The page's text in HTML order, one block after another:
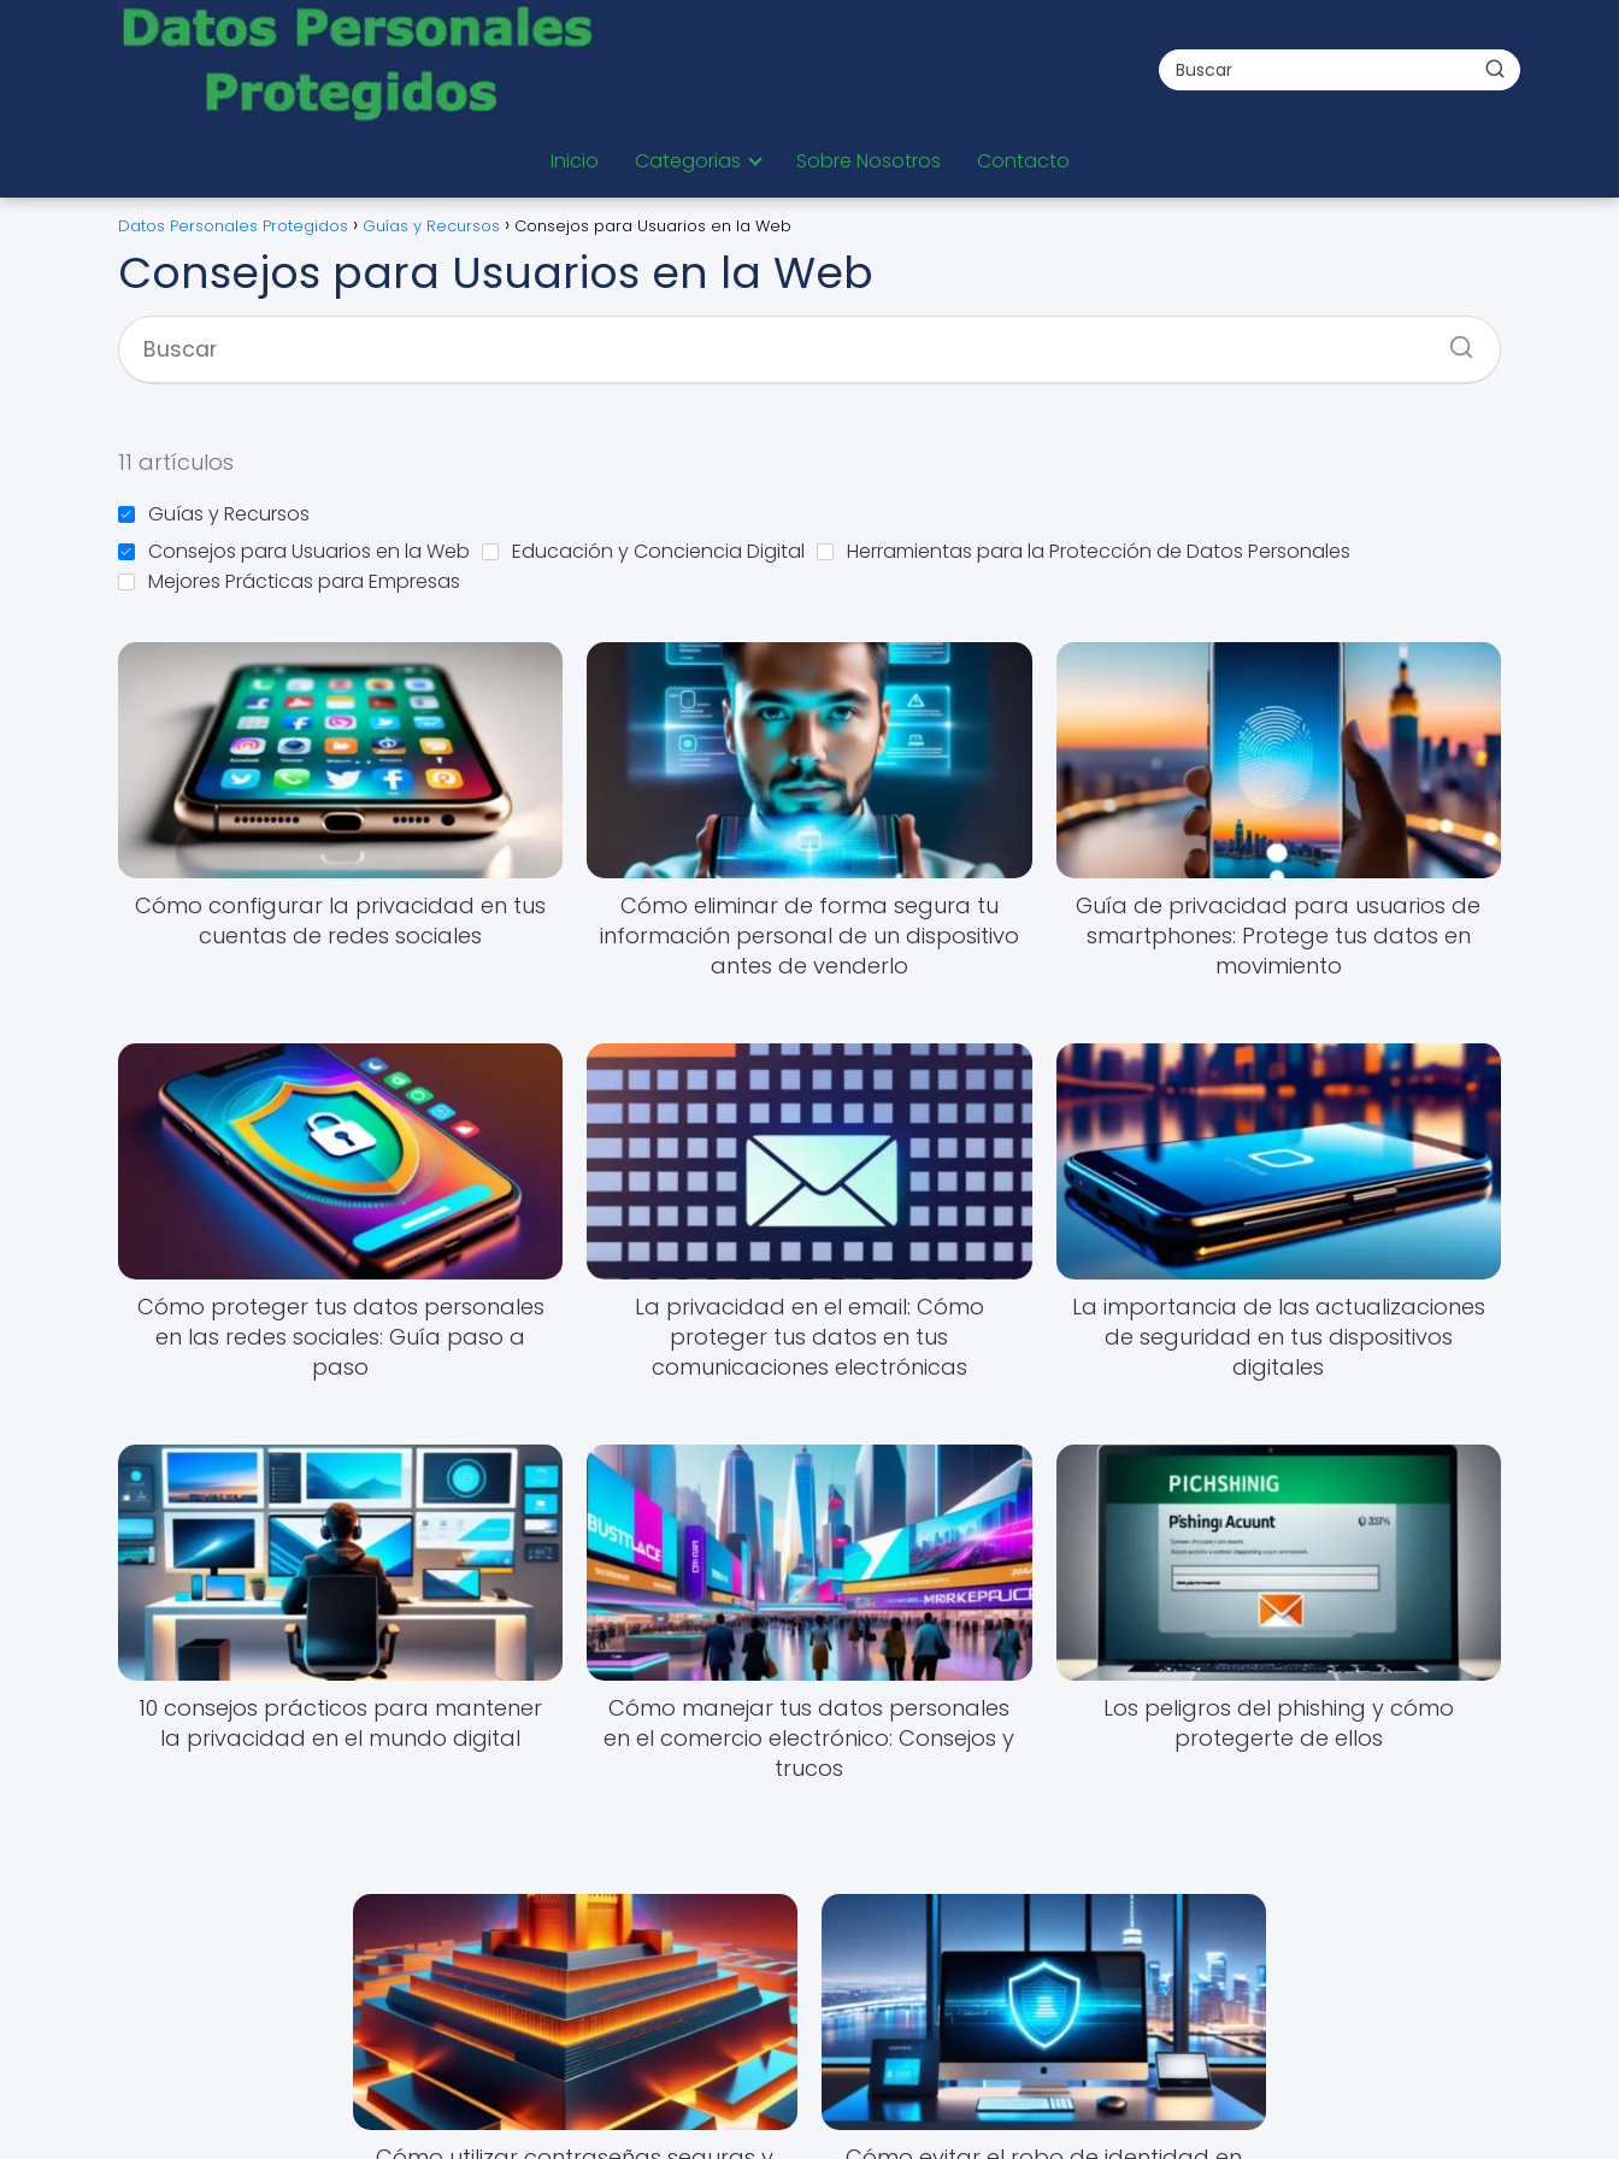
Inicio Categorias Sobre Nosotros Contacto
Datos Personales Protegidos Guías y Recursos Consejos para Usuarios en la Web
Consejos para Usuarios en la Web
11 artículos
Guías y Recursos
Consejos para Usuarios en la Web
Educación y Conciencia Digital
Herramientas para la Protección de Datos Personales
Mejores Prácticas para Empresas
Cómo configurar la privacidad en tus
cuentas de redes sociales
Cómo eliminar de forma segura tu
información personal de un dispositivo
antes de venderlo
Guía de privacidad para usuarios de
smartphones: Protege tus datos en
movimiento
Cómo proteger tus datos personales
en las redes sociales: Guía paso a
paso
La privacidad en el email: Cómo
proteger tus datos en tus
comunicaciones electrónicas
La importancia de las actualizaciones
de seguridad en tus dispositivos
digitales
10 consejos prácticos para mantener
la privacidad en el mundo digital
Cómo manejar tus datos personales
en el comercio electrónico: Consejos y
trucos
Los peligros del phishing y cómo
protegerte de ellos